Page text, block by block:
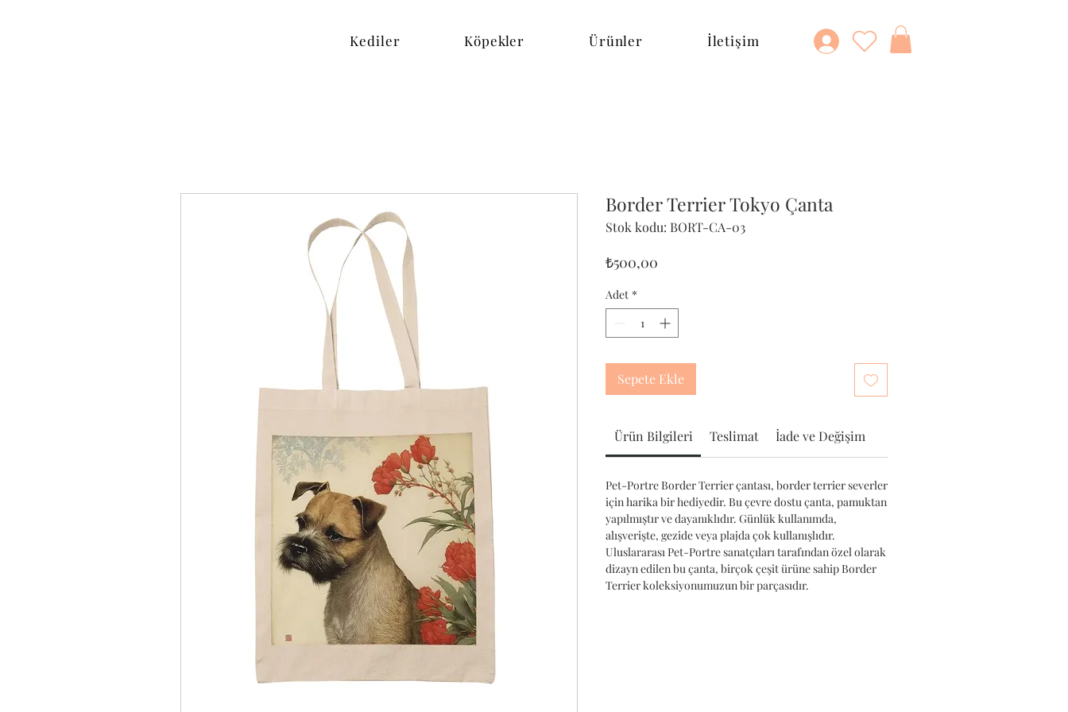
Kediler Köpekler Ürünler İletişim
Border Terrier Tokyo Çanta
Stok kodu: BORT-CA-03
₺500,00
Adet *
Sepete Ekle
Ürün Bilgileri Teslimat İade ve Değişim
Pet-Portre Border Terrier çantası, border terrier severler
için harika bir hediyedir. Bu çevre dostu çanta, pamuktan
yapılmıştır ve dayanıklıdır. Günlük kullanımda,
alışverişte, gezide veya plajda çok kullanışlıdır.
Uluslararası Pet-Portre sanatçıları tarafından özel olarak
dizayn edilen bu çanta, birçok çeşit ürüne sahip Border
Terrier koleksiyonumuzun bir parçasıdır.